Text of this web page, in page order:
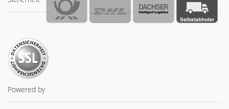
Powered by